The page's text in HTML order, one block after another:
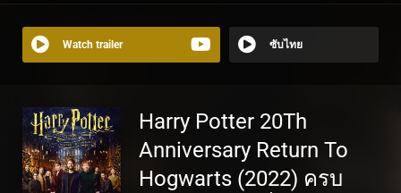
Watch trailer ซับไทย
Harry Potter 20Th
Anniversary Return To
Hogwarts (2022) ครบ